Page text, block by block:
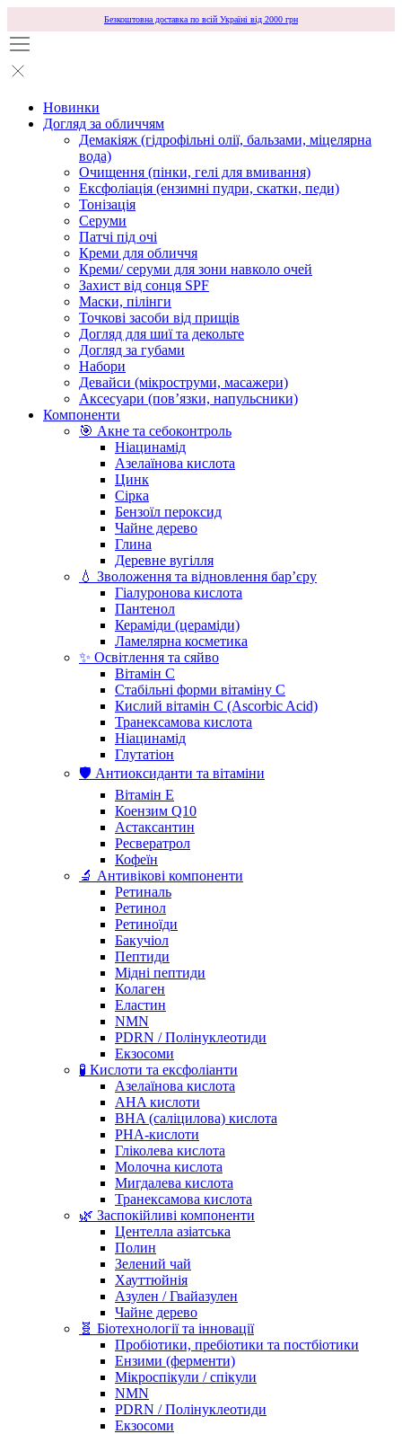
Безкоштовна доставка по всій Україні від 2000 грн
Новинки
Догляд за обличчям
Демакіяж (гідрофільні олії, бальзами, міцелярна
вода)
Очищення (пінки, гелі для вмивання)
Ексфоліація (ензимні пудри, скатки, педи)
Тонізація
Серуми
Патчі під очі
Креми для обличчя
Креми/ серуми для зони навколо очей
Захист від сонця SPF
Маски, пілінги
Точкові засоби від прищів
Догляд для шиї та декольте
Догляд за губами
Набори
Девайси (мікроструми, масажери)
Аксесуари (повʼязки, напульсники)
Компоненти
🎯 Акне та себоконтроль
Ніацинамід
Азелаїнова кислота
Цинк
Сірка
Бензоїл пероксид
Чайне дерево
Глина
Деревне вугілля
💧 Зволоження та відновлення бар’єру
Гіалуронова кислота
Пантенол
Кераміди (цераміди)
Ламелярна косметика
✨ Освітлення та сяйво
Вітамін С
Стабільні форми вітаміну С
Кислий вітамін С (Ascorbic Acid)
Транексамова кислота
Ніацинамід
Глутатіон
🛡️ Антиоксиданти та вітаміни
Вітамін Е
Коензим Q10
Астаксантин
Ресвератрол
Кофеїн
🔬 Антивікові компоненти
Ретиналь
Ретинол
Ретиноїди
Бакучіол
Пептиди
Мідні пептиди
Колаген
Еластин
NMN
PDRN / Полінуклеотиди
Екзосоми
🧪 Кислоти та ексфоліанти
Азелаїнова кислота
AHA кислоти
BHA (саліцилова) кислота
PHA-кислоти
Гліколева кислота
Молочна кислота
Мигдалева кислота
Транексамова кислота
🌿 Заспокійливі компоненти
Центелла азіатська
Полин
Зелений чай
Хауттюйнія
Азулен / Гвайазулен
Чайне дерево
🧬 Біотехнології та інновації
Пробіотики, пребіотики та постбіотики
Ензими (ферменти)
Мікроспікули / спікули
NMN
PDRN / Полінуклеотиди
Екзосоми